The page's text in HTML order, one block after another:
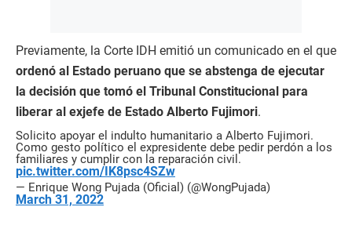
Previamente, la Corte IDH emitió un comunicado en el que
ordenó al Estado peruano que se abstenga de ejecutar
la decisión que tomó el Tribunal Constitucional para
liberar al exjefe de Estado Alberto Fujimori.
Solicito apoyar el indulto humanitario a Alberto Fujimori.
Como gesto político el expresidente debe pedir perdón a los
familiares y cumplir con la reparación civil.
pic.twitter.com/IK8psc4SZw
— Enrique Wong Pujada (Oficial) (@WongPujada)
March 31, 2022